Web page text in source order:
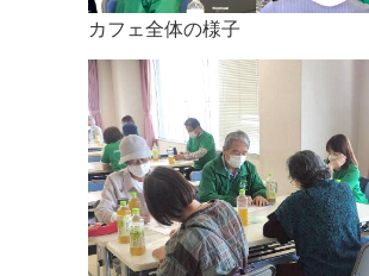
2018.04.22
4月22日は、まちなかメディカルカフェin宇
して今回は臨床宗教師の住職、金田諦應先
栃木県総合文化センター特別会議室 時間：
込み不要、入場無料、定員200名 皆様のご
おります。
2017.11.27
12/17のメディカルカフェはクリスマス会で
時間長い開催となります。プレゼント交換
カフェ全体の様子